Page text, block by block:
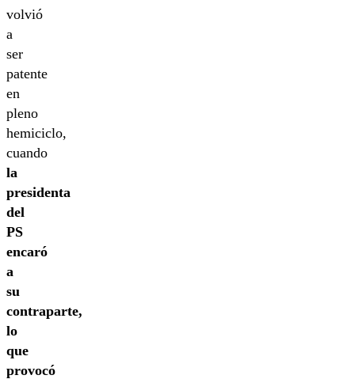
volvió
a
ser
patente
en
pleno
hemiciclo,
cuando
la
presidenta
del
PS
encaró
a
su
contraparte,
lo
que
provocó